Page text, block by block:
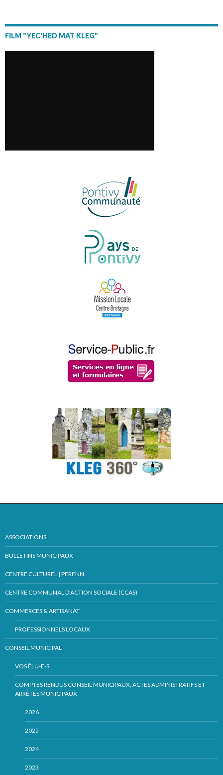
FILM "YEC'HED MAT KLEG"
ASSOCIATIONS
BULLETINS MUNICIPAUX
CENTRE CULTUREL | PERENN
CENTRE COMMUNAL D’ACTION SOCIALE (CCAS)
COMMERCES & ARTISANAT
PROFESSIONNELS LOCAUX
CONSEIL MUNICIPAL
VOS ÉLU-E-S
COMPTES RENDUS CONSEIL MUNICIPAUX, ACTES ADMINISTRATIFS ET
ARRÊTÉS MUNICIPAUX
2026
2025
2024
2023